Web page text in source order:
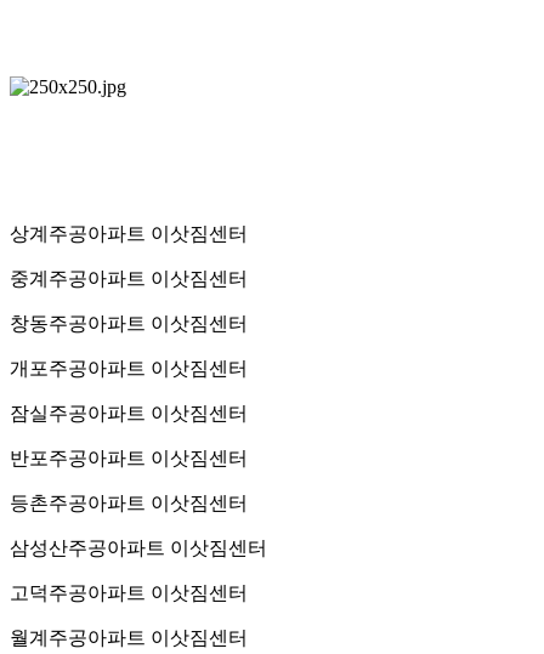
상계주공아파트 이삿짐센터
중계주공아파트 이삿짐센터
창동주공아파트 이삿짐센터
개포주공아파트 이삿짐센터
잠실주공아파트 이삿짐센터
반포주공아파트 이삿짐센터
등촌주공아파트 이삿짐센터
삼성산주공아파트 이삿짐센터
고덕주공아파트 이삿짐센터
월계주공아파트 이삿짐센터